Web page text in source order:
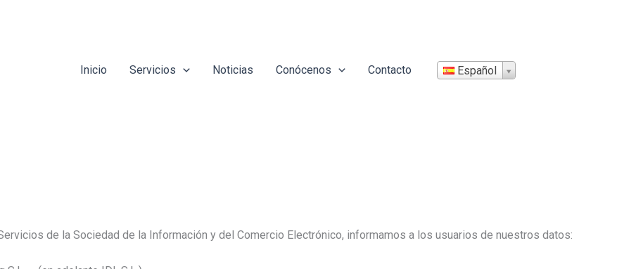
Inicio
Servicios Noticias Conócenos Contacto Español
de la Sociedad de la Información y del Comercio Electrónico, informamos a los usuarios de nuestros datos: